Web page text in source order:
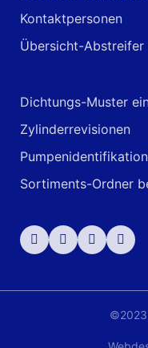
Kontaktpersonen
Übersicht-Abstreifer
Dichtungs-Muster
Zylinderrevisionen
Sortiments-Ordner
©2023